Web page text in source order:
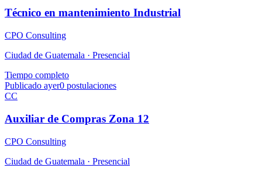
Técnico en mantenimiento Industrial
CPO Consulting
Ciudad de Guatemala · Presencial
Tiempo completo
Publicado ayer0 postulaciones
CC
Auxiliar de Compras Zona 12
CPO Consulting
Ciudad de Guatemala · Presencial